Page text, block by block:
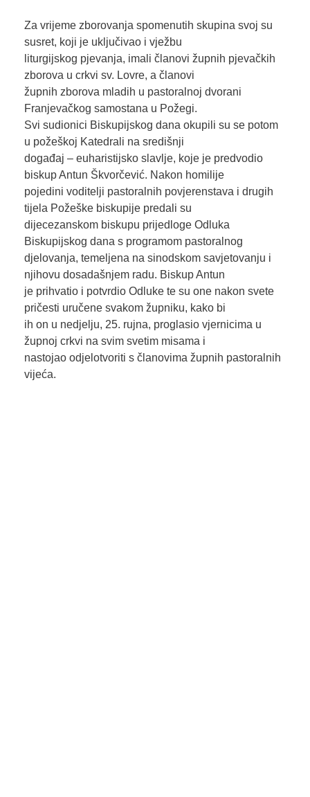
Za vrijeme zborovanja spomenutih skupina svoj su
susret, koji je uključivao i vježbu
liturgijskog pjevanja, imali članovi župnih pjevačkih
zborova u crkvi sv. Lovre, a članovi
župnih zborova mladih u pastoralnoj dvorani
Franjevačkog samostana u Požegi.
Svi sudionici Biskupijskog dana okupili su se potom
u požeškoj Katedrali na središnji
događaj – euharistijsko slavlje, koje je predvodio
biskup Antun Škvorčević. Nakon homilije
pojedini voditelji pastoralnih povjerenstava i drugih
tijela Požeške biskupije predali su
dijecezanskom biskupu prijedloge Odluka
Biskupijskog dana s programom pastoralnog
djelovanja, temeljena na sinodskom savjetovanju i
njihovu dosadašnjem radu. Biskup Antun
je prihvatio i potvrdio Odluke te su one nakon svete
pričesti uručene svakom župniku, kako bi
ih on u nedjelju, 25. rujna, proglasio vjernicima u
župnoj crkvi na svim svetim misama i
nastojao odjelotvoriti s članovima župnih pastoralnih
vijeća.